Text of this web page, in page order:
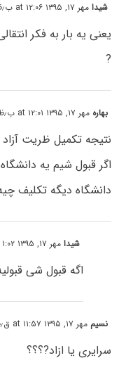
شیدامهر ۱۷, ۱۳۹۵ at ۱۲:۰۶ ب٫ظ
یعنى یه بار به فکر
?
بهاره مهر ۱۷, ۱۳۹۵ at ۱۲:۰۱ ب٫ظ
نتیجه تکمیل ظریت
اگر قبول شیم یه
دانشگاه دیگه تکلیف
شیدامهر ۱۷, ۱۳۹۵ at ۱:۰۲ ب٫ظ
اگه قبول شى
نسیم مهر ۱۷, ۱۳۹۵ at ۱۱:۵۷ ق٫ظ
سرایرى یا ازاد?؟؟؟